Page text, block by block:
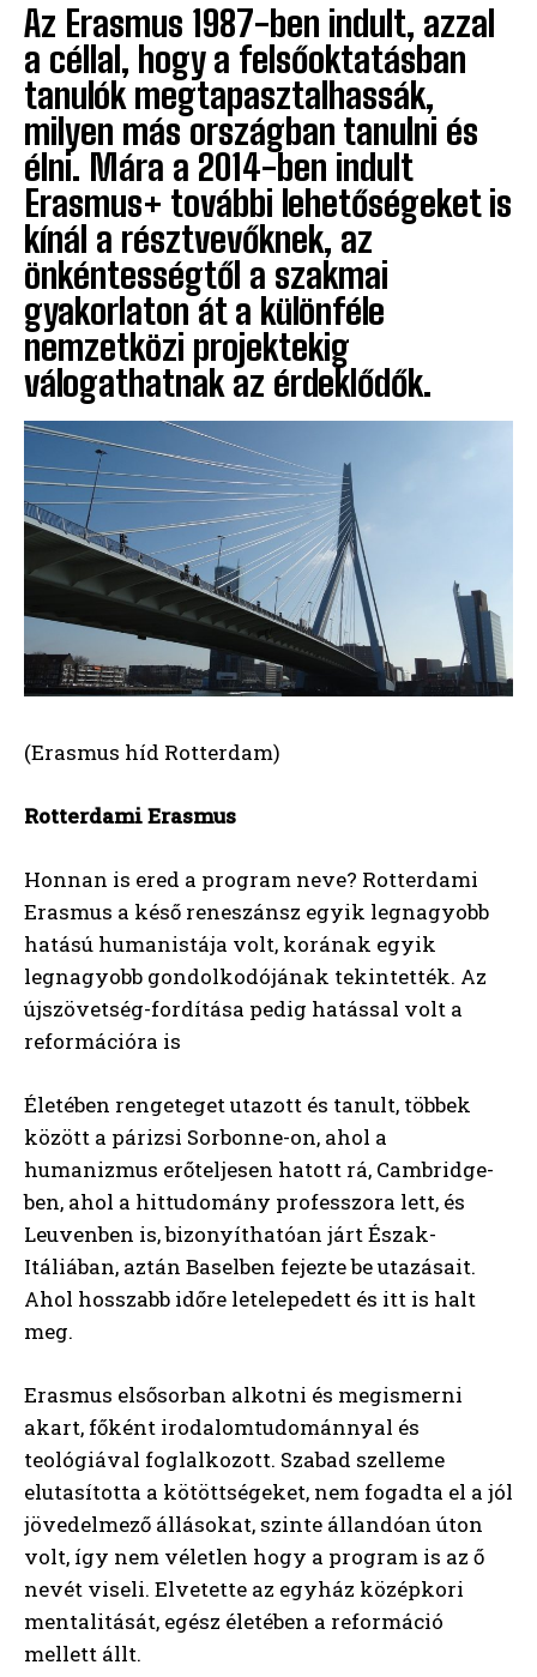
Az Erasmus 1987-ben indult, azzal
a céllal, hogy a felsőoktatásban
tanulók megtapasztalhassák,
milyen más országban tanulni és
élni. Mára a 2014-ben indult
Erasmus+ további lehetőségeket is
kínál a résztvevőknek, az
önkéntességtől a szakmai
gyakorlaton át a különféle
nemzetközi projektekig
válogathatnak az érdeklődők.
(Erasmus híd Rotterdam)
Rotterdami Erasmus
Honnan is ered a program neve? Rotterdami
Erasmus a késő reneszánsz egyik legnagyobb
hatású humanistája volt, korának egyik
legnagyobb gondolkodójának tekintették. Az
újszövetség-fordítása pedig hatással volt a
reformációra is
Életében rengeteget utazott és tanult, többek
között a párizsi Sorbonne-on, ahol a
humanizmus erőteljesen hatott rá, Cambridge-
ben, ahol a hittudomány professzora lett, és
Leuvenben is, bizonyíthatóan járt Észak-
Itáliában, aztán Baselben fejezte be utazásait.
Ahol hosszabb időre letelepedett és itt is halt
meg.
Erasmus elsősorban alkotni és megismerni
akart, főként irodalomtudománnyal és
teológiával foglalkozott. Szabad szelleme
elutasította a kötöttségeket, nem fogadta el a jól
jövedelmező állásokat, szinte állandóan úton
volt, így nem véletlen hogy a program is az ő
nevét viseli. Elvetette az egyház középkori
mentalitását, egész életében a reformáció
mellett állt.